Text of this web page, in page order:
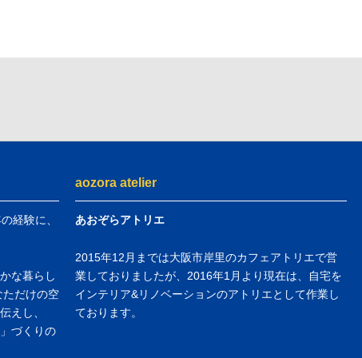
経験に、
な暮らし
ただけの空
えし、
づくりの
aozora atelier
あおぞらアトリエ
2015年12月までは大阪市岸里のカフェアトリエで営
業しておりましたが、2016年1月より現在は、自宅を
インテリア&リノベーションのアトリエとして作業し
ております。